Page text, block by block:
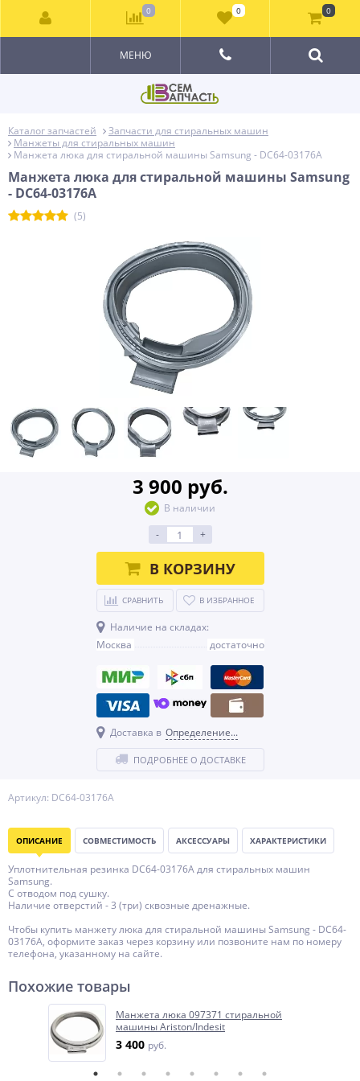
МЕНЮ
Каталог запчастей
Запчасти для стиральных машин
Манжеты для стиральных машин
Манжета люка для стиральной машины Samsung - DC64-03176A
Манжета люка для стиральной машины Samsung
- DC64-03176A
(5)
Артикул: DC64-03176A
3 900 руб.
В наличии
-
+
В КОРЗИНУ
СРАВНИТЬ В ИЗБРАННОЕ
Наличие на складах:
Москва
достаточно
Доставка в Определение...
ПОДРОБНЕЕ О ДОСТАВКЕ
ОПИСАНИЕ СОВМЕСТИМОСТЬ АКСЕССУАРЫ ХАРАКТЕРИСТИКИ
Уплотнительная резинка DC64-03176A для стиральных машин
Samsung.
С отводом под сушку.
Наличие отверстий - 3 (три) сквозные дренажные.
Чтобы купить манжету люка для стиральной машины Samsung - DC64-
03176A, оформите заказ через корзину или позвоните нам по номеру
телефона, указанному на сайте.
Похожие товары
Манжета люка 097371 стиральной
машины Ariston/Indesit
3 400 руб.
0 0 0